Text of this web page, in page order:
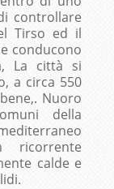
controllare
Tirso ed il
conducono
La città si
a circa 550
Nuoro
della
ricorrente
calde e